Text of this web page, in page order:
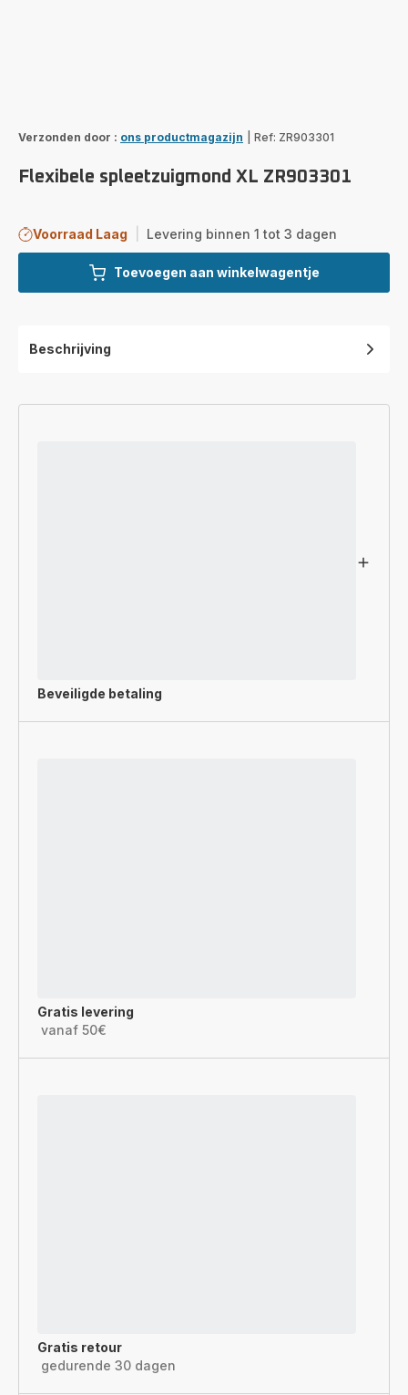
Verzonden door : ons productmagazijn Ref: ZR903301
Flexibele spleetzuigmond XL ZR903301
Voorraad Laag Levering binnen 1 tot 3 dagen
Toevoegen aan winkelwagentje
Beschrijving
Beveiligde betaling
Gratis levering
vanaf 50€
Gratis retour
gedurende 30 dagen